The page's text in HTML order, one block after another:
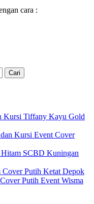
cara :
Kursi Tiffany Kayu Gold
Kursi Event Cover
SCBD Kuningan
Cover Putih Ketat Depok
Putih Event Wisma